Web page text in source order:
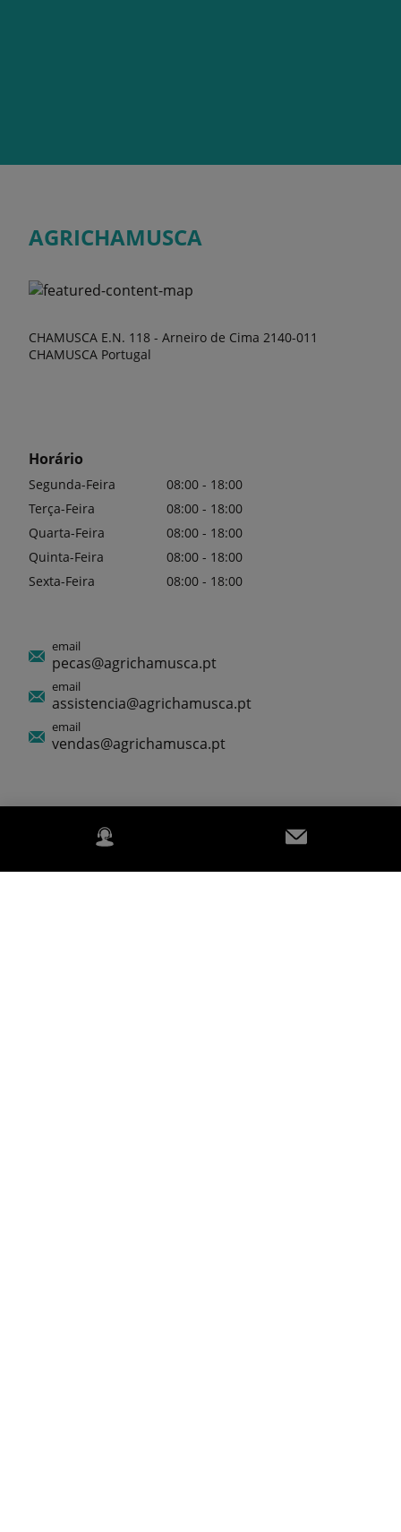
AGRICHAMUSCA
CHAMUSCA E.N. 118 - Arneiro de Cima 2140-011
CHAMUSCA Portugal
Horário
Segunda-Feira
08:00 - 18:00
Terça-Feira
08:00 - 18:00
Quarta-Feira
08:00 - 18:00
Quinta-Feira
08:00 - 18:00
Sexta-Feira
08:00 - 18:00
email
pecas@agrichamusca.pt
email
assistencia@agrichamusca.pt
email
vendas@agrichamusca.pt
Sobre Nós